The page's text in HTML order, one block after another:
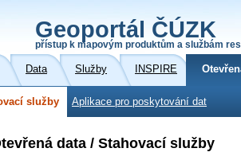
Geoportál ČÚZK
přístup k mapovým produktům a službám
Data Služby INSPIRE
služby Aplikace pro poskytování dat
data / Stahovací služby